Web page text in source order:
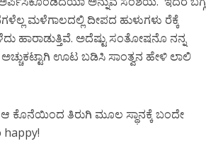
ಮಳೆಗಾಲದಲ್ಲಿ ದೀಪದ ಹುಳುಗಳು ರೆಕ್ಕೆ
ಅದೆಷ್ಟು ಸಂತೋಷನೊ ನನ್ನ
ಊಟ ಬಡಿಸಿ ಸಾಂತ್ವನ ಹೇಳಿ ಲಾಲಿ
ತಿರುಗಿ ಮೂಲ ಸ್ಥಾನಕ್ಕೆ ಬಂದೇ